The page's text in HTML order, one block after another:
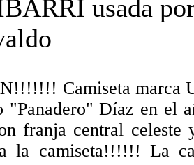
Camiseta marca
"Panadero" Díaz en el
franja central celeste
la camiseta!!!!!! La